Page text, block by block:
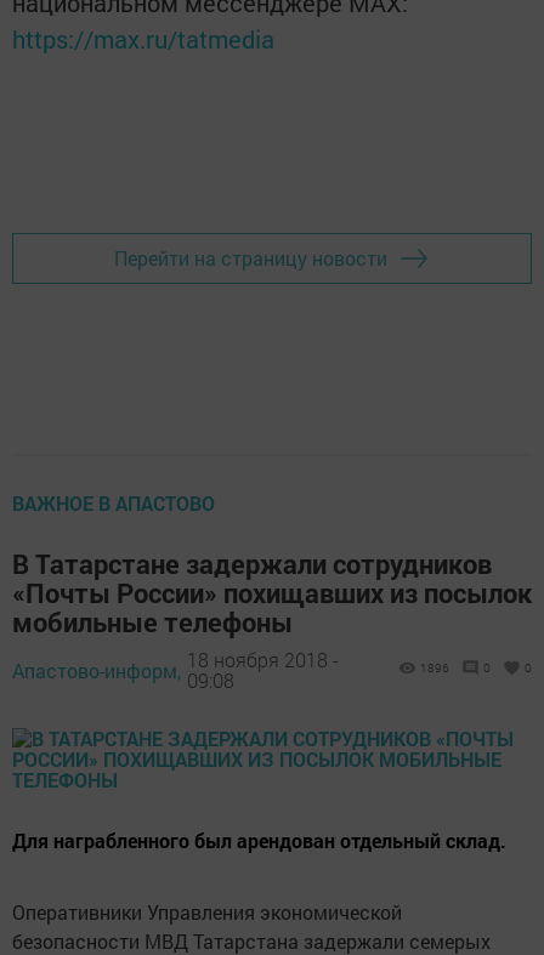
https://max.ru/tatmedia
Перейти на страницу новости
ВАЖНОЕ В АПАСТОВО
В Татарстане задержали сотрудников
«Почты России» похищавших из посылок
мобильные телефоны
Апастово-информ, 18 ноября 2018 -
09:08
1896 0 0
Для награбленного был арендован отдельный склад.
Оперативники Управления экономической
безопасности МВД Татарстана задержали семерых